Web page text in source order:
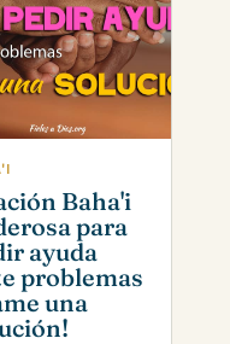
Baha'i
para
ayuda
problemas
una